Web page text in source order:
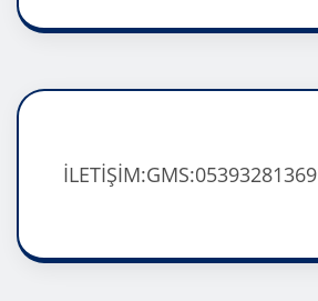
İLETİŞİM:GMS:05393281369